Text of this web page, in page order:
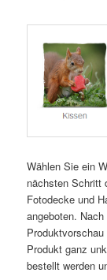
Wählen Sie ein
nächsten Schritt
Fotodecke und
angeboten.
Produkt ganz
bestellt werden